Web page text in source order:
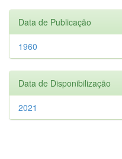
Data de Publicação
1960
Data de Disponibilização
2021